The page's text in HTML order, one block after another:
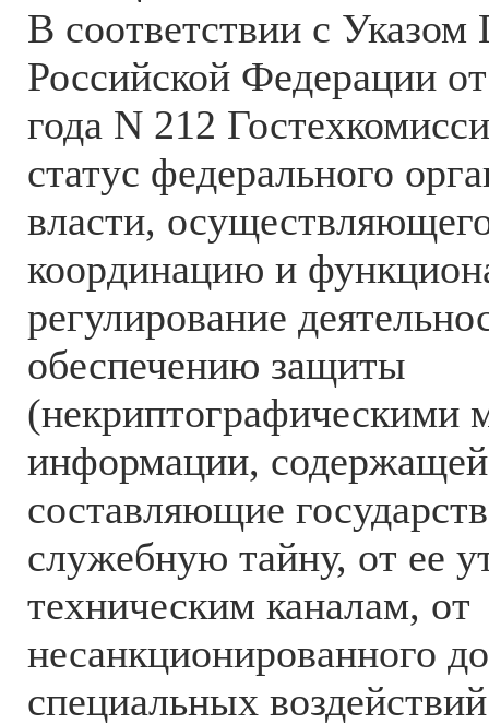
В соответствии с Указом
Российской Федерации
года N 212
статус федерального
власти,
координацию и
регулирование
обеспечению защиты
(некриптографическими
информации, содержащей
составляющие
служебную тайну, от ее
техническим каналам, от
несанкционированного
специальных